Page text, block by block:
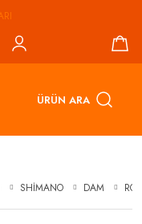
ÜRÜN ARA
SHİMANO DAM